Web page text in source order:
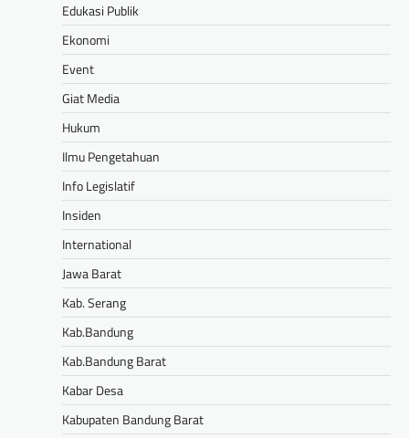
Edukasi Publik
Ekonomi
Event
Giat Media
Hukum
Ilmu Pengetahuan
Info Legislatif
Insiden
International
Jawa Barat
Kab. Serang
Kab.Bandung
Kab.Bandung Barat
Kabar Desa
Kabupaten Bandung Barat